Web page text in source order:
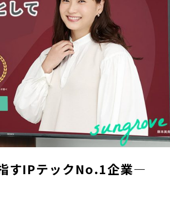
すIPテックNo.1企業—